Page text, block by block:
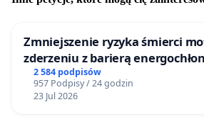
Zmniejszenie ryzyka śmierci
zderzeniu z barierą
2 584 podpisów
957 Podpisy / 24 godzin
23 Jul 2026